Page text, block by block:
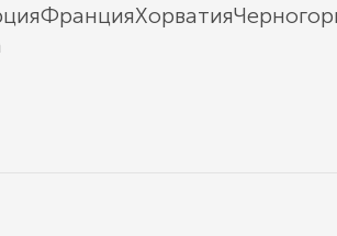
ФранцияХорватия